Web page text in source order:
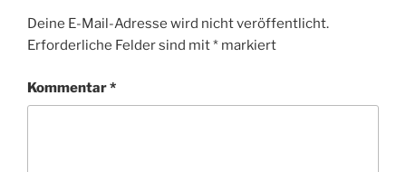
Deine E-Mail-Adresse wird nicht veröffentlicht.
Erforderliche Felder sind mit* markiert
Kommentar*